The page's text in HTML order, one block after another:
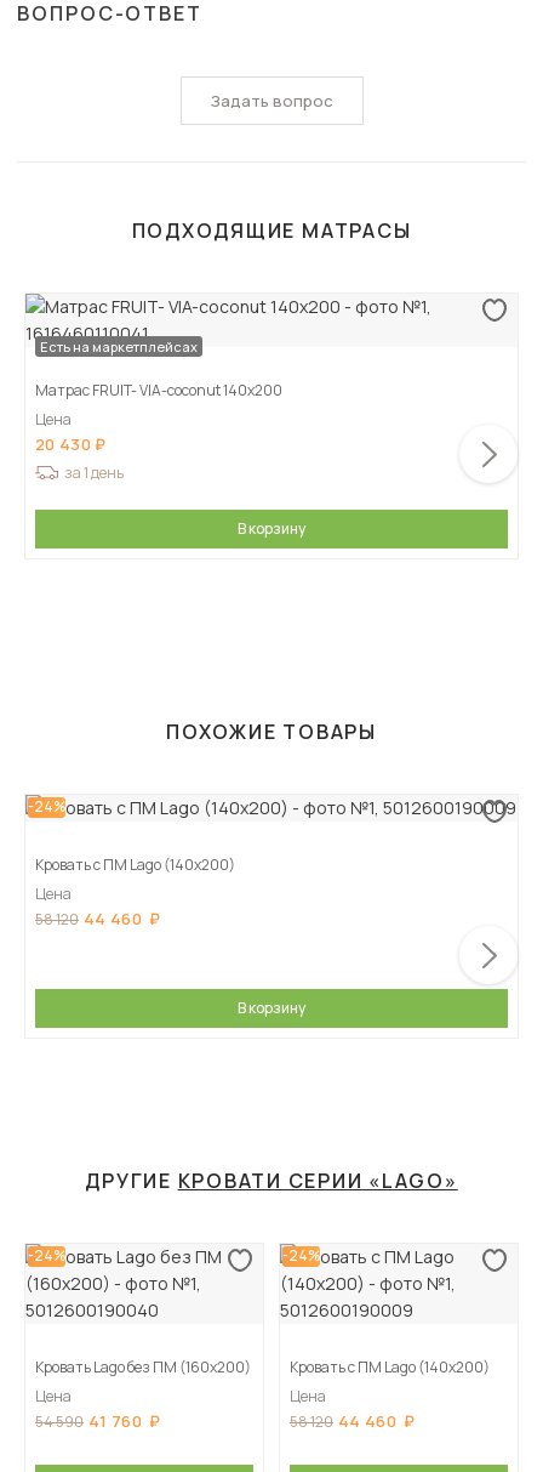
ВОПРОС-ОТВЕТ
Задать вопрос
ПОДХОДЯЩИЕ МАТРАСЫ
Есть на маркетплейсах
Матрас FRUIT- VIA-coconut 140х200
Цена
20 430
за 1 день
В корзину
ПОХОЖИЕ ТОВАРЫ
-24%
Кровать с ПМ Lago (140х200)
Цена
58 120 44 460
В корзину
ДРУГИЕ КРОВАТИ СЕРИИ «LAGO»
-24%
Кровать Lago без ПМ (160х200)
Цена
54 590 41 760
-24%
Кровать с ПМ Lago (140х200)
Цена
58 120 44 460